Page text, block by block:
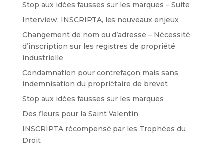
Stop aux idées fausses sur les marques – Suite
Interview: INSCRIPTA, les nouveaux enjeux
Changement de nom ou d’adresse – Nécessité
d’inscription sur les registres de propriété
industrielle
Condamnation pour contrefaçon mais sans
indemnisation du propriétaire de brevet
Stop aux idées fausses sur les marques
Des fleurs pour la Saint Valentin
INSCRIPTA récompensé par les Trophées du
Droit